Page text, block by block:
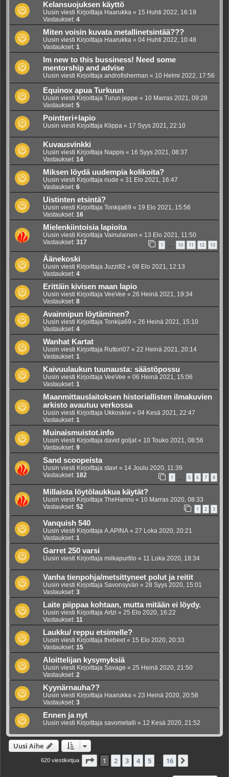
Kelansuojuksen käyttö
Uusin viesti Kirjoittaja Haarukka « 15 Huhti 2022, 16:19
Vastaukset: 4
Miten voisin kuvata metallinetsintää???
Uusin viesti Kirjoittaja Haarukka « 04 Huhti 2022, 10:48
Vastaukset: 1
Im new to this bussiness! Need some
mentorship and advise
Uusin viesti Kirjoittaja androfisherman « 10 Helmi 2022, 17:56
Equinox apua Turkuun
Uusin viesti Kirjoittaja Turun jeppe « 10 Marras 2021, 09:28
Vastaukset: 5
Pointteri+lapio
Uusin viesti Kirjoittaja Klippa « 17 Syys 2021, 22:10
Kuvausvinkki
Uusin viesti Kirjoittaja Nappis « 16 Syys 2021, 08:37
Vastaukset: 14
Miksen löydä uudempia kolikoita?
Uusin viesti Kirjoittaja riude « 31 Elo 2021, 16:47
Vastaukset: 6
Uistinten etsintä?
Uusin viesti Kirjoittaja Tonkija69 « 19 Elo 2021, 15:56
Vastaukset: 16
Mielenkiintoisia lapioita
Uusin viesti Kirjoittaja Vainulainen « 13 Elo 2021, 11:50
Vastaukset: 317 1 10 11 12 13
Äänekoski
Uusin viesti Kirjoittaja Juzzi82 « 08 Elo 2021, 12:13
Vastaukset: 4
Erittäin kivisen maan lapio
Uusin viesti Kirjoittaja VeeVee « 26 Heinä 2021, 19:34
Vastaukset: 8
Avainnipun löytäminen?
Uusin viesti Kirjoittaja Tonkija69 « 26 Heinä 2021, 15:10
Vastaukset: 4
Wanhat Kartat
Uusin viesti Kirjoittaja Ruttori07 « 22 Heinä 2021, 20:14
Vastaukset: 1
Kaivuulaukun tuunausta: säästöpossu
Uusin viesti Kirjoittaja VeeVee « 06 Heinä 2021, 15:06
Vastaukset: 1
Maanmittauslaitoksen historiallisten ilmakuvien
arkisto avautuu verkossa
Uusin viesti Kirjoittaja Ukkoskivi « 04 Kesä 2021, 22:47
Vastaukset: 1
Muinaismuistot.info
Uusin viesti Kirjoittaja david goljat« 10 Touko 2021, 08:56
Vastaukset: 9
Sand scoopeista
Uusin viesti Kirjoittaja stavr « 14 Joulu 2020, 11:39
Vastaukset: 182 1 5 6 7 8
Millaista löytölaukkua käytät?
Uusin viesti Kirjoittaja TheHannu « 10 Marras 2020, 08:33
Vastaukset: 52 1 2 3
Vanquish 540
Uusin viesti Kirjoittaja A.APINA « 27 Loka 2020, 20:21
Vastaukset: 1
Garret 250 varsi
Uusin viesti Kirjoittaja miikapurtilo « 11 Loka 2020, 18:34
Vanha tienpohja/metsittyneet polut ja reitit
Uusin viesti Kirjoittaja Savonsyvän « 28 Syys 2020, 15:01
Vastaukset: 3
Laite piippaa kohtaan, mutta mitään ei löydy.
Uusin viesti Kirjoittaja Artzi « 25 Elo 2020, 16:22
Vastaukset: 11
Laukku/ reppu etsimelle?
Uusin viesti Kirjoittaja thebeet« 15 Elo 2020, 20:33
Vastaukset: 15
Aloittelijan kysymyksiä
Uusin viesti Kirjoittaja Savage « 25 Heinä 2020, 21:50
Vastaukset: 2
Kyynärnauha??
Uusin viesti Kirjoittaja Haarukka « 23 Heinä 2020, 20:58
Vastaukset: 3
Ennen ja nyt
Uusin viesti Kirjoittaja savometalli « 12 Kesä 2020, 21:52
Uusi Aihe
620 viestiketjua Sivu /16
1 2 3 4 5 … 16